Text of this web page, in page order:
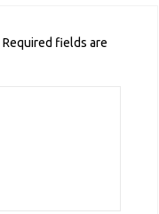
Required fields are